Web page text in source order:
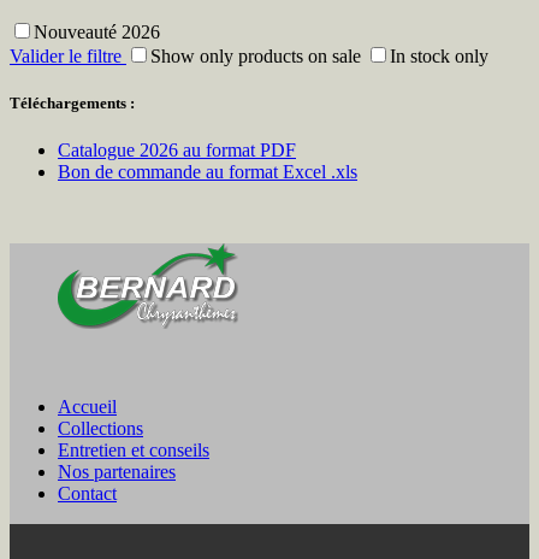
Nouveauté 2026
Valider le filtre
Show only products on sale In stock only
Téléchargements :
Catalogue 2026 au format PDF
Bon de commande au format Excel .xls
Accueil
Collections
Entretien et conseils
Nos partenaires
Contact